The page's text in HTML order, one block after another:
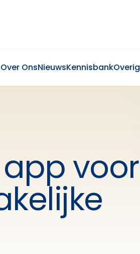
Over OnsNieuwsKennisbankOverig
voor